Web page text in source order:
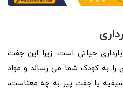
حیاتی است. زیرا این جفت
به کودک شما می رساند و مواد
یا جفت پیر به چه معناست،